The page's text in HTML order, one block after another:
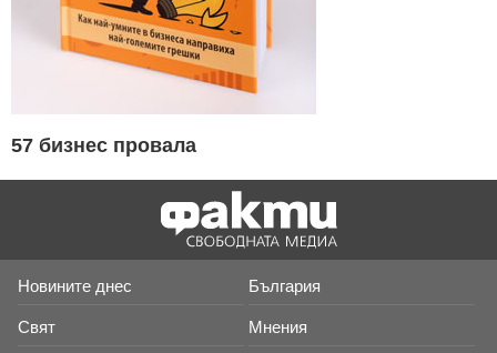
57 бизнес провала
Новините днес България
Свят Мнения